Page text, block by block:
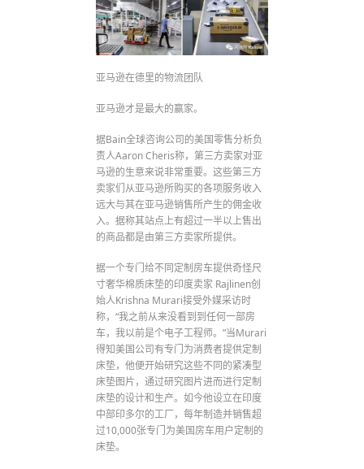
亚马逊在德里的物流团队
亚马逊才是最大的赢家。
据Bain全球咨询公司的美国零售分析负
责人Aaron Cheris称，第三方卖家对亚
马逊的生意来说非常重要。这些第三方
卖家们从亚马逊所购买的各项服务收入
远大与其在亚马逊销售所产生的佣金收
入。据称其站点上有超过一半以上售出
的商品都是由第三方卖家所提供。
据一个专门给不同定制房车提供奇怪尺
寸奢华棉质床垫的印度卖家 Rajlinen创
始人Krishna Murari接受外媒采访时
称，“我之前从来没看到到任何一部房
车，我以前是个电子工程师。”当Murari
得知美国公司有专门为消费者提供定制
床垫，他便开始研究这些不同的紧凑型
床垫图片，通过研究图片进而进行定制
床垫的设计和生产。如今他设立在印度
中部印多尔的工厂，每年制造并销售超
过10,000张专门为美国房车用户定制的
床垫。